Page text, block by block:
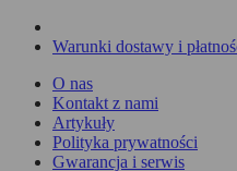
Warunki dostawy i
O nas
Kontakt z nami
Artykuły
Polityka prywatności
Gwarancja i serwis